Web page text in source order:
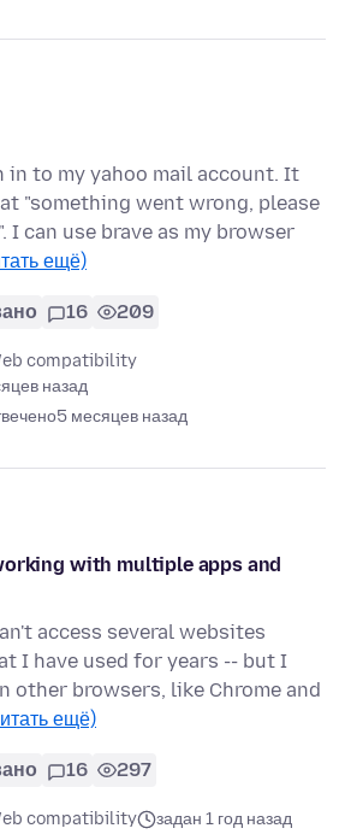
in to my yahoo mail account. It
"something went wrong, please
I can use brave as my browser
ещё)
16 209
compatibility
назад
5 месяцев назад
with multiple apps and
access several websites
I have used for years -- but I
other browsers, like Chrome and
ещё)
16 297
compatibility
задан 1 год назад